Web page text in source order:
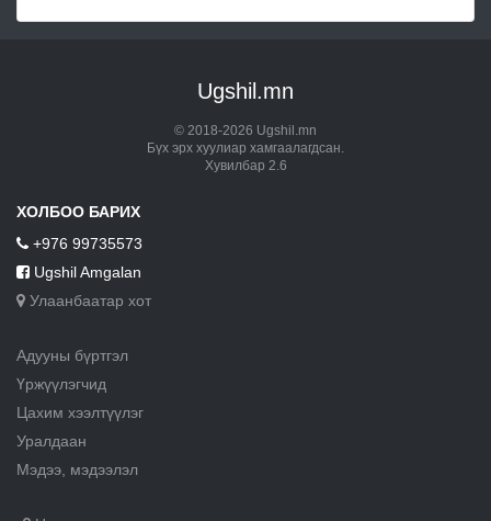
Ugshil.mn
© 2018-2026 Ugshil.mn
Бүх эрх хуулиар хамгаалагдсан.
Хувилбар 2.6
ХОЛБОО БАРИХ
+976 99735573
Ugshil Amgalan
Улаанбаатар хот
Адууны бүртгэл
Үржүүлэгчид
Цахим хээлтүүлэг
Уралдаан
Мэдээ, мэдээлэл